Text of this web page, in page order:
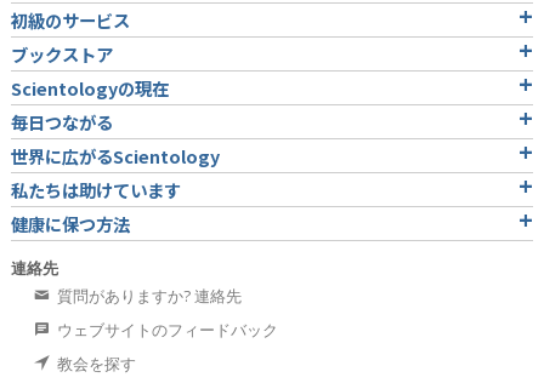
初級のサービス
ブックストア
Scientologyの現在
毎日つながる
世界に広がるScientology
私たちは助けています
健康に保つ方法
連絡先
質問がありますか? 連絡先
ウェブサイトのフィードバック
教会を探す